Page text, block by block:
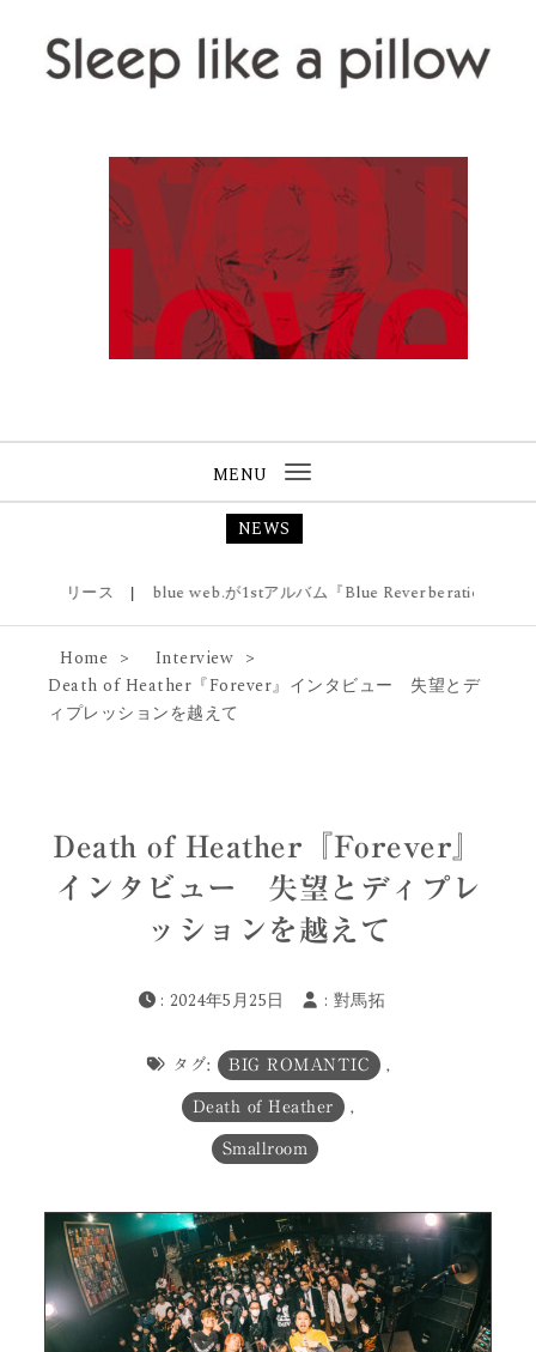
Skip to content
MENU
Toggle
NEWS
blue web.が1stアルバム『Blue Reverberation』をリリース & 幡
Home
Interview
Death of Heather『Forever』インタビュー 失望とデ
ィプレッションを越えて
Death of Heather『Forever』
インタビュー 失望とディプレ
ッションを越えて
: 2024年5月25日 : 對馬拓
タグ: BIG ROMANTIC ,
Death of Heather ,
Smallroom